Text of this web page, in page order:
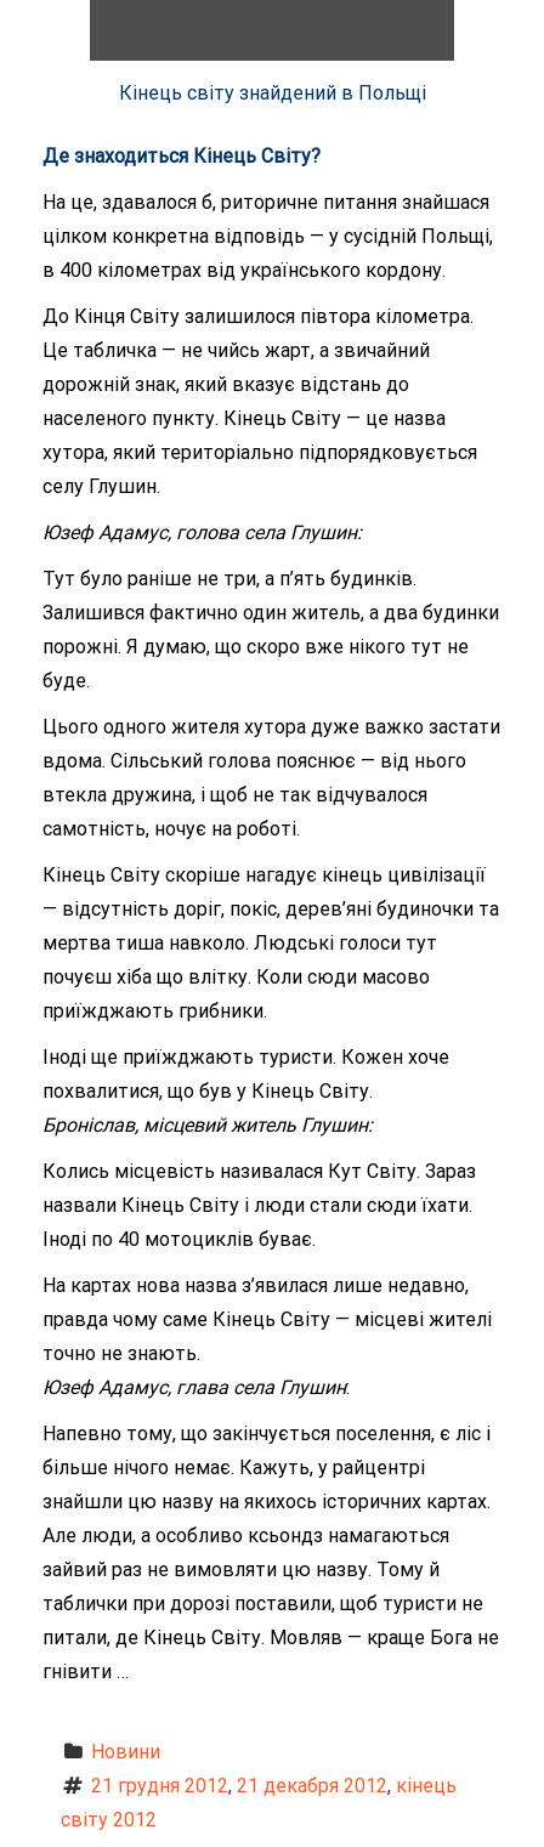
Кінець світу знайдений в Польщі
Де знаходиться Кінець Світу?
На це, здавалося б, риторичне питання знайшася
цілком конкретна відповідь — у сусідній Польщі,
в 400 кілометрах від українського кордону.
До Кінця Світу залишилося півтора кілометра.
Це табличка — не чийсь жарт, а звичайний
дорожній знак, який вказує відстань до
населеного пункту. Кінець Світу — це назва
хутора, який територіально підпорядковується
селу Глушин.
Юзеф Адамус, голова села Глушин:
Тут було раніше не три, а п’ять будинків.
Залишився фактично один житель, а два будинки
порожні. Я думаю, що скоро вже нікого тут не
буде.
Цього одного жителя хутора дуже важко застати
вдома. Сільський голова пояснює — від нього
втекла дружина, і щоб не так відчувалося
самотність, ночує на роботі.
Кінець Світу скоріше нагадує кінець цивілізації
— відсутність доріг, покіс, дерев’яні будиночки та
мертва тиша навколо. Людські голоси тут
почуєш хіба що влітку. Коли сюди масово
приїжджають грибники.
Іноді ще приїжджають туристи. Кожен хоче
похвалитися, що був у Кінець Світу.
Броніслав, місцевий житель Глушин:
Колись місцевість називалася Кут Світу. Зараз
назвали Кінець Світу і люди стали сюди їхати.
Іноді по 40 мотоциклів буває.
На картах нова назва з’явилася лише недавно,
правда чому саме Кінець Світу — місцеві жителі
точно не знають.
Юзеф Адамус, глава села Глушин:
Напевно тому, що закінчується поселення, є ліс і
більше нічого немає. Кажуть, у райцентрі
знайшли цю назву на якихось історичних картах.
Але люди, а особливо ксьондз намагаються
зайвий раз не вимовляти цю назву. Тому й
таблички при дорозі поставили, щоб туристи не
питали, де Кінець Світу. Мовляв — краще Бога не
гнівити …
Новини
21 грудня 2012, 21 декабря 2012, кінець
світу 2012